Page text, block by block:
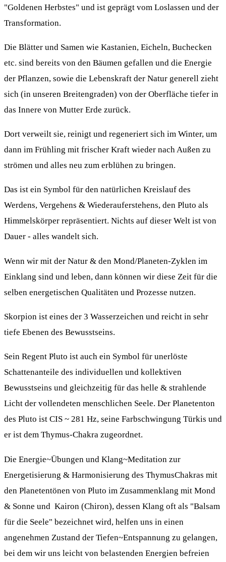
"Goldenen Herbstes" und ist geprägt vom Loslassen und der
Transformation.
Die Blätter und Samen wie Kastanien, Eicheln, Buchecken
etc. sind bereits von den Bäumen gefallen und die Energie
der Pflanzen, sowie die Lebenskraft der Natur generell zieht
sich (in unseren Breitengraden) von der Oberfläche tiefer in
das Innere von Mutter Erde zurück.
Dort verweilt sie, reinigt und regeneriert sich im Winter, um
dann im Frühling mit frischer Kraft wieder nach Außen zu
strömen und alles neu zum erblühen zu bringen.
Das ist ein Symbol für den natürlichen Kreislauf des
Werdens, Vergehens & Wiederauferstehens, den Pluto als
Himmelskörper repräsentiert. Nichts auf dieser Welt ist von
Dauer - alles wandelt sich.
Wenn wir mit der Natur & den Mond/Planeten-Zyklen im
Einklang sind und leben, dann können wir diese Zeit für die
selben energetischen Qualitäten und Prozesse nutzen.
Skorpion ist eines der 3 Wasserzeichen und reicht in sehr
tiefe Ebenen des Bewusstseins.
Sein Regent Pluto ist auch ein Symbol für unerlöste
Schattenanteile des individuellen und kollektiven
Bewusstseins und gleichzeitig für das helle & strahlende
Licht der vollendeten menschlichen Seele. Der Planetenton
des Pluto ist CIS ~ 281 Hz, seine Farbschwingung Türkis und
er ist dem Thymus-Chakra zugeordnet.
Die Energie~Übungen und Klang~Meditation zur
Energetisierung & Harmonisierung des ThymusChakras mit
den Planetentönen von Pluto im Zusammenklang mit Mond
& Sonne und Kairon (Chiron), dessen Klang oft als "Balsam
für die Seele" bezeichnet wird, helfen uns in einen
angenehmen Zustand der Tiefen~Entspannung zu gelangen,
bei dem wir uns leicht von belastenden Energien befreien